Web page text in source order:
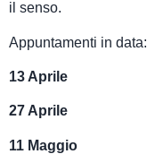
il senso.
Appuntamenti in data:
13 Aprile
27 Aprile
11 Maggio